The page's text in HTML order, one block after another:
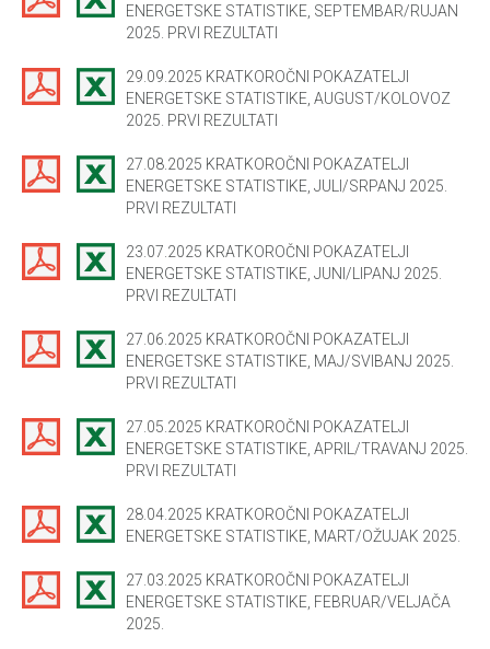
ENERGETSKE STATISTIKE, SEPTEMBAR/RUJAN
2025. PRVI REZULTATI
29.09.2025 KRATKOROČNI POKAZATELJI
ENERGETSKE STATISTIKE, AUGUST/KOLOVOZ
2025. PRVI REZULTATI
27.08.2025 KRATKOROČNI POKAZATELJI
ENERGETSKE STATISTIKE, JULI/SRPANJ 2025.
PRVI REZULTATI
23.07.2025 KRATKOROČNI POKAZATELJI
ENERGETSKE STATISTIKE, JUNI/LIPANJ 2025.
PRVI REZULTATI
27.06.2025 KRATKOROČNI POKAZATELJI
ENERGETSKE STATISTIKE, MAJ/SVIBANJ 2025.
PRVI REZULTATI
27.05.2025 KRATKOROČNI POKAZATELJI
ENERGETSKE STATISTIKE, APRIL/TRAVANJ 2025.
PRVI REZULTATI
28.04.2025 KRATKOROČNI POKAZATELJI
ENERGETSKE STATISTIKE, MART/OŽUJAK 2025.
27.03.2025 KRATKOROČNI POKAZATELJI
ENERGETSKE STATISTIKE, FEBRUAR/VELJAČA
2025.